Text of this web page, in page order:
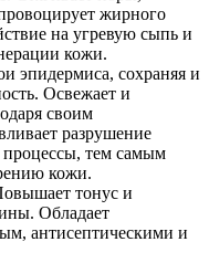
жирного
на угревую сыпь и
кожи.
эпидермиса, сохраняя и
Освежает и
своим
разрушение
процессы, тем самым
кожи.
тонус и
Обладает
антисептическими и